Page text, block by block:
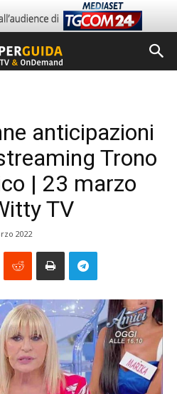
anticipazioni
Trono
| 23 marzo
TV
2022